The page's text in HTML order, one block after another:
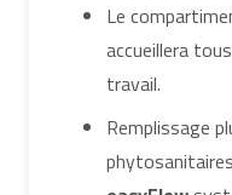
Le
accueillera
travail.
Remplissage